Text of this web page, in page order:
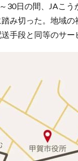
30日の間、JAこ
み切った。地域
手段と同等のサー